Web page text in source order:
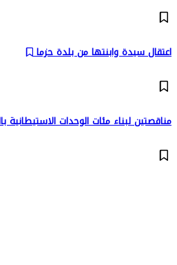
اعتقال سيدة وابنتها من بلدة حزما
مناقصتين لبناء مئات الوحدات